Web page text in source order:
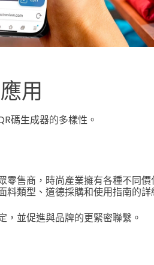
用
碼生成器的多樣性。
零售商，時尚產業擁有各種不同價
類型、道德採購和使用指南的詳
，並促進與品牌的更緊密聯繫。